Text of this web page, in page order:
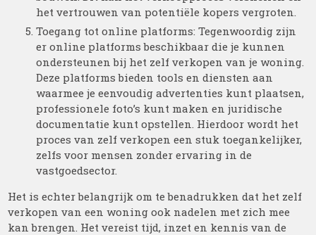
het vertrouwen van potentiële kopers vergroten.
Toegang tot online platforms: Tegenwoordig zijn
er online platforms beschikbaar die je kunnen
ondersteunen bij het zelf verkopen van je woning.
Deze platforms bieden tools en diensten aan
waarmee je eenvoudig advertenties kunt plaatsen,
professionele foto’s kunt maken en juridische
documentatie kunt opstellen. Hierdoor wordt het
proces van zelf verkopen een stuk toegankelijker,
zelfs voor mensen zonder ervaring in de
vastgoedsector.
Het is echter belangrijk om te benadrukken dat het zelf
verkopen van een woning ook nadelen met zich mee
kan brengen. Het vereist tijd, inzet en kennis van de